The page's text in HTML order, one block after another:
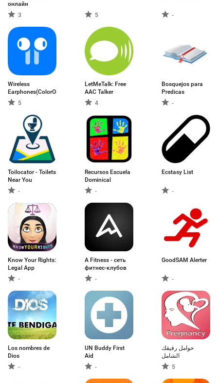
онлайн
3
5 -
Wireless
Earphones(ColorOS11)
5
LetMeTalk: Free
AAC Talker
4
Bosquejos para
Predicas
-
Toilocator - Toilets
Near You
-
Recursos Escuela
Dominical
-
Ecstasy List
-
Know Your Rights:
Legal App
-
A Fitness - сеть
фитнес-клубов
-
GoodSAM Alerter
-
Los nombres de
Dios
-
UN Buddy First
Aid
-
حوامل رفيقك
الشامل
5